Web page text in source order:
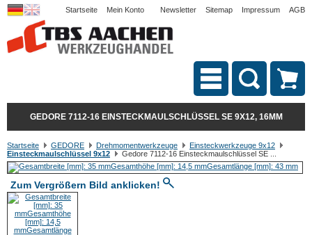
Startseite Mein Konto Newsletter Sitemap Impressum AGB
GEDORE 7112-16 EINSTECKMAULSCHLÜSSEL SE 9X12, 16MM
Startseite GEDORE Drehmomentwerkzeuge
Einsteckwerkzeuge 9x12
Einsteckmaulschlüssel 9x12
Gedore 7112-16 Einsteckmaulschlüssel SE ...
Zum Vergrößern Bild anklicken!